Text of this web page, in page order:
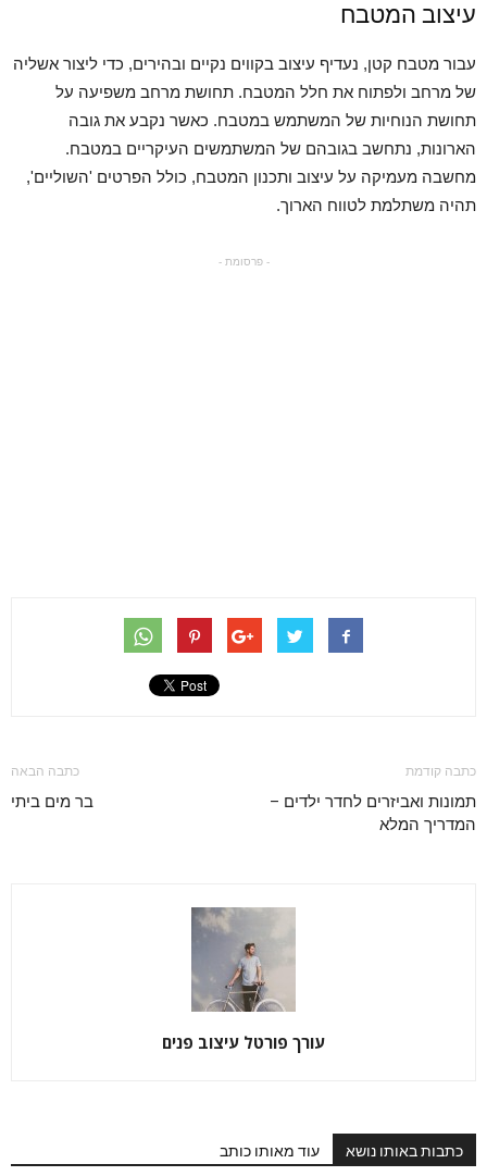
עיצוב המטבח
עבור מטבח קטן, נעדיף עיצוב בקווים נקיים ובהירים, כדי ליצור אשליה
של מרחב ולפתוח את חלל המטבח. תחושת מרחב משפיעה על
תחושת הנוחיות של המשתמש במטבח. כאשר נקבע את גובה
הארונות, נתחשב בגובהם של המשתמשים העיקריים במטבח.
מחשבה מעמיקה על עיצוב ותכנון המטבח, כולל הפרטים 'השוליים',
תהיה משתלמת לטווח הארוך.
- פרסומת -
כתבה קודמת
תמונות ואביזרים לחדר ילדים –
המדריך המלא
כתבה הבאה
בר מים ביתי
עורך פורטל עיצוב פנים
כתבות באותו נושא עוד מאותו כותב